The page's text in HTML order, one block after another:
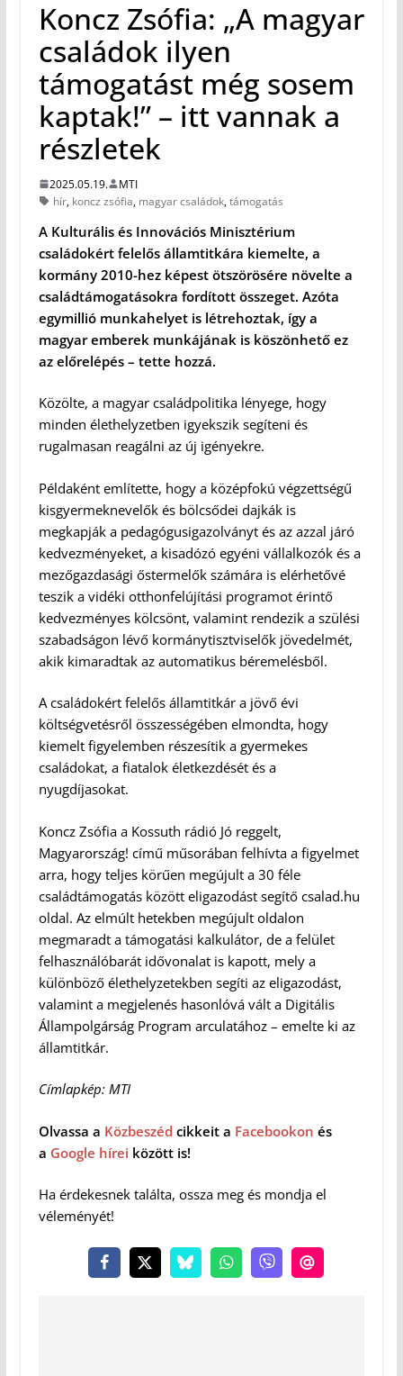
Koncz Zsófia: „A magyar
családok ilyen
támogatást még sosem
kaptak!” – itt vannak a
részletek
2025.05.19.
MTI
hír, koncz zsófia, magyar családok,támogatás
A Kulturális és Innovációs Minisztérium
családokért felelős államtitkára kiemelte, a
kormány 2010-hez képest ötszörösére növelte a
családtámogatásokra fordított összeget. Azóta
egymillió munkahelyet is létrehoztak, így a
magyar emberek munkájának is köszönhető ez
az előrelépés – tette hozzá.
Közölte, a magyar családpolitika lényege, hogy
minden élethelyzetben igyekszik segíteni és
rugalmasan reagálni az új igényekre.
Példaként említette, hogy a középfokú végzettségű
kisgyermeknevelők és bölcsődei dajkák is
megkapják a pedagógusigazolványt és az azzal járó
kedvezményeket, a kisadózó egyéni vállalkozók és a
mezőgazdasági őstermelők számára is elérhetővé
teszik a vidéki otthonfelújítási programot érintő
kedvezményes kölcsönt, valamint rendezik a szülési
szabadságon lévő kormánytisztviselők jövedelmét,
akik kimaradtak az automatikus béremelésből.
A családokért felelős államtitkár a jövő évi
költségvetésről összességében elmondta, hogy
kiemelt figyelemben részesítik a gyermekes
családokat, a fiatalok életkezdését és a
nyugdíjasokat.
Koncz Zsófia a Kossuth rádió Jó reggelt,
Magyarország! című műsorában felhívta a figyelmet
arra, hogy teljes körűen megújult a 30 féle
családtámogatás között eligazodást segítő csalad.hu
oldal. Az elmúlt hetekben megújult oldalon
megmaradt a támogatási kalkulátor, de a felület
felhasználóbarát idővonalat is kapott, mely a
különböző élethelyzetekben segíti az eligazodást,
valamint a megjelenés hasonlóvá vált a Digitális
Állampolgárság Program arculatához – emelte ki az
államtitkár.
Címlapkép: MTI
Olvassa a Közbeszéd cikkeit a Facebookon és
a Google hírei között is!
Ha érdekesnek találta, ossza meg és mondja el
véleményét!